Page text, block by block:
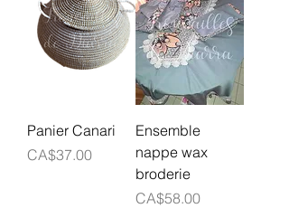
Panier Canari
Prix
CA$37.00
Ensemble
nappe wax
broderie
Prix
CA$58.00